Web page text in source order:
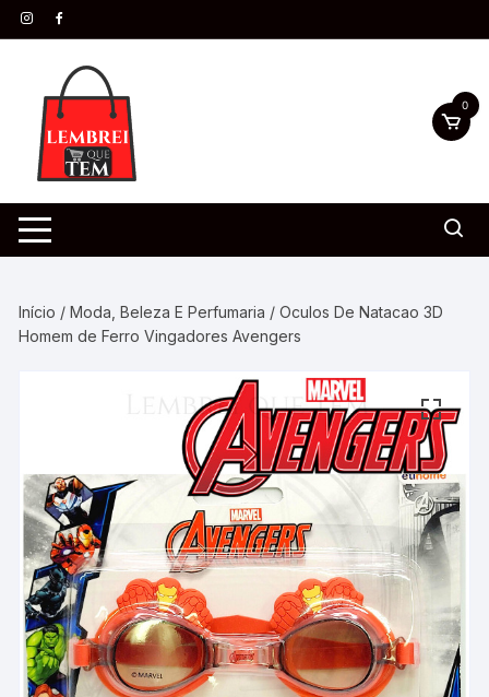
0
Início /Moda, Beleza E Perfumaria / Oculos De Natacao 3D
Homem de Ferro Vingadores Avengers